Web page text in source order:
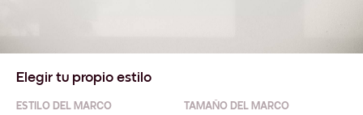
Elegir tu propio estilo
ESTILO DEL MARCO TAMAÑO DEL MARCO